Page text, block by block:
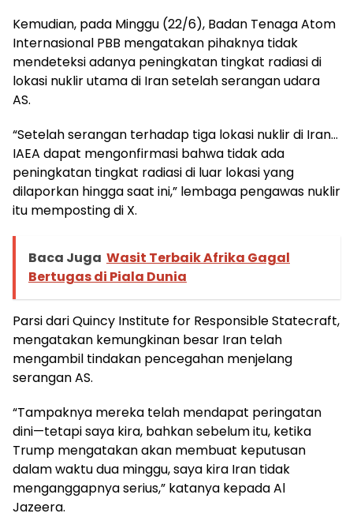
Kemudian, pada Minggu (22/6), Badan Tenaga Atom
Internasional PBB mengatakan pihaknya tidak
mendeteksi adanya peningkatan tingkat radiasi di
lokasi nuklir utama di Iran setelah serangan udara
AS.
“Setelah serangan terhadap tiga lokasi nuklir di Iran…
IAEA dapat mengonfirmasi bahwa tidak ada
peningkatan tingkat radiasi di luar lokasi yang
dilaporkan hingga saat ini,” lembaga pengawas nuklir
itu memposting di X.
Baca Juga Wasit Terbaik Afrika Gagal
Bertugas di Piala Dunia
Parsi dari Quincy Institute for Responsible Statecraft,
mengatakan kemungkinan besar Iran telah
mengambil tindakan pencegahan menjelang
serangan AS.
“Tampaknya mereka telah mendapat peringatan
dini—tetapi saya kira, bahkan sebelum itu, ketika
Trump mengatakan akan membuat keputusan
dalam waktu dua minggu, saya kira Iran tidak
menganggapnya serius,” katanya kepada Al
Jazeera.